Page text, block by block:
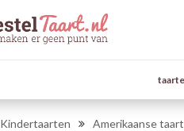
Kindertaarten Amerikaanse taart